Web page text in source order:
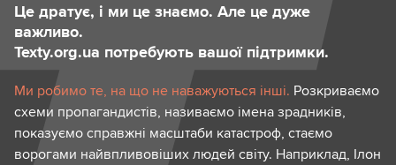
Це дратує, і ми це знаємо. Але це дуже
важливо.
Texty.org.ua потребують вашої підтримки.
Ми робимо те, на що не наважуються інші. Розкриваємо
схеми пропагандистів, називаємо імена зрадників,
показуємо справжні масштаби катастроф, стаємо
ворогами найвпливовіших людей світу. Наприклад, Ілон